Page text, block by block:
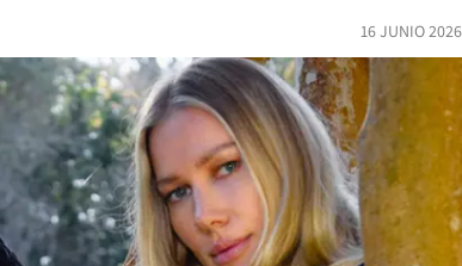
16 JUNIO 2026